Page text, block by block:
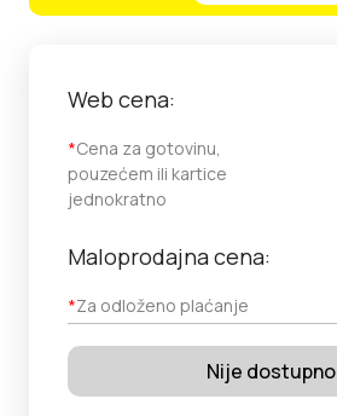
Web cena:
*Cena za gotovinu,
pouzećem ili kartice
jednokratno
Maloprodajna cena:
*Za odloženo plaćanje
Nije dostupno